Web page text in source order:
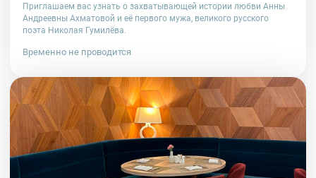
Приглашаем вас узнать о захватывающей истории любви Анны
Андреевны Ахматовой и её первого мужа, великого русского
поэта Николая Гумилёва.
Временно не проводится